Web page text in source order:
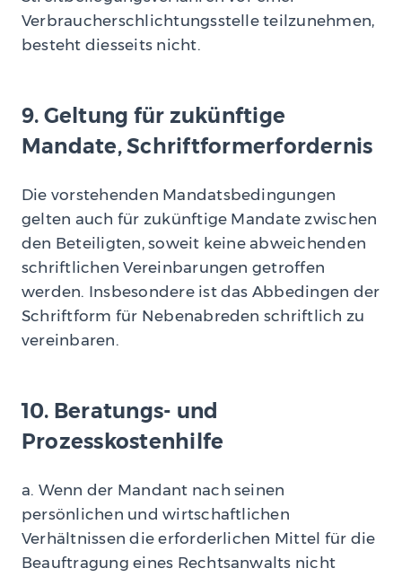
Verbraucherschlichtungsstelle teilzunehmen,
besteht diesseits nicht.
9. Geltung für zukünftige
Mandate, Schriftformerfordernis
Die vorstehenden Mandatsbedingungen
gelten auch für zukünftige Mandate zwischen
den Beteiligten, soweit keine abweichenden
schriftlichen Vereinbarungen getroffen
werden. Insbesondere ist das Abbedingen der
Schriftform für Nebenabreden schriftlich zu
vereinbaren.
10. Beratungs- und
Prozesskostenhilfe
a. Wenn der Mandant nach seinen
persönlichen und wirtschaftlichen
Verhältnissen die erforderlichen Mittel für die
Beauftragung eines Rechtsanwalts nicht